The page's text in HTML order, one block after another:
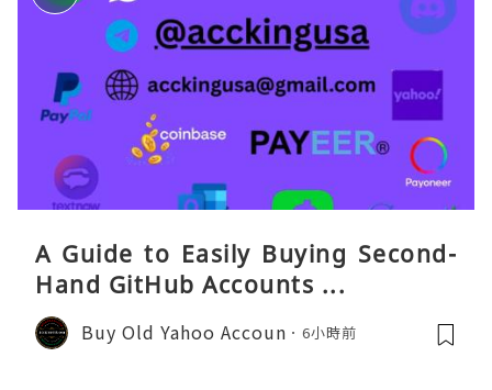
A Guide to Easily Buying Second-
Hand GitHub Accounts ...
Buy Old Yahoo Accoun 6小時前